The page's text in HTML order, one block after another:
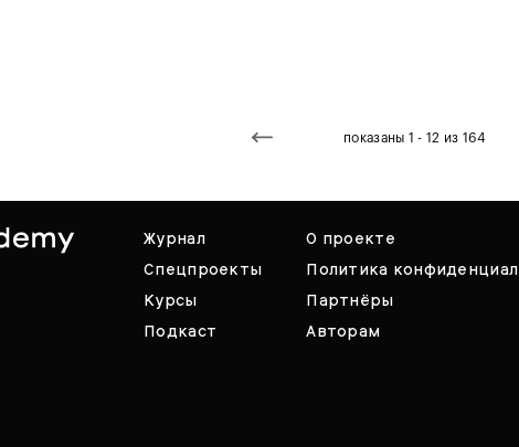
показаны 1 - 12 из 164
Журнал
Спецпроекты
Курсы
Подкаст
О проекте
Политика
Партнёры
Авторам